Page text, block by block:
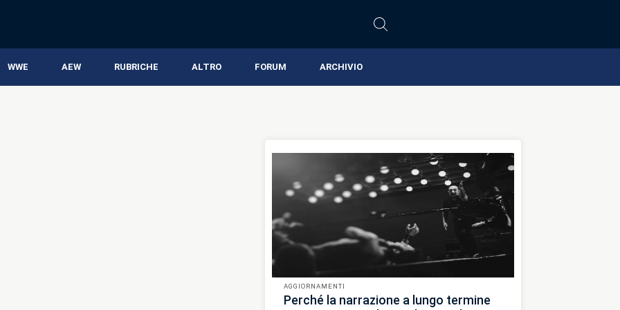
WWE AEW RUBRICHE ALTRO FORUM ARCHIVIO
AGGIORNAMENTI
Perché la narrazione a lungo termine